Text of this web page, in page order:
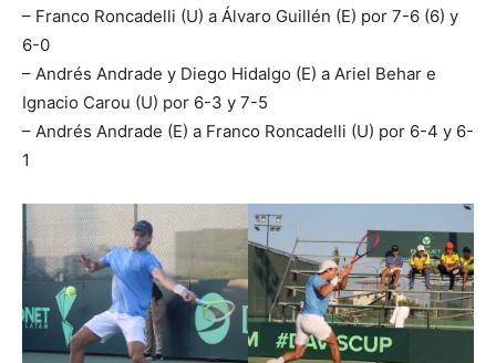
– Franco Roncadelli (U) a Álvaro Guillén (E) por 7-6 (6) y
6-0
– Andrés Andrade y Diego Hidalgo (E) a Ariel Behar e
Ignacio Carou (U) por 6-3 y 7-5
– Andrés Andrade (E) a Franco Roncadelli (U) por 6-4 y 6-
1